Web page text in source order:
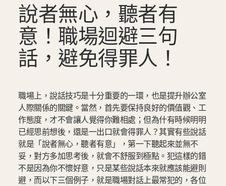
說者無心，聽者有
意！職場迴避三句
話，避免得罪人！
職場上，說話技巧是十分重要的一環，也是提升辦公室
人際關係的關鍵。當然，首先要保持良好的價值觀、工
作態度，才不會讓人覺得你難相處；但為什有時候明明
已經思前想後，還是一出口就會得罪人？其實有些說話
就是「說者無心，聽者有意」，第一下聽起來並無不
妥，對方多加思考後，就會不舒服到極點。犯這樣的錯
不是因為你不懷好意，只是某些說話本來就應該能避則
避，而以下三個例子，就是職場對話上最常犯的，各位